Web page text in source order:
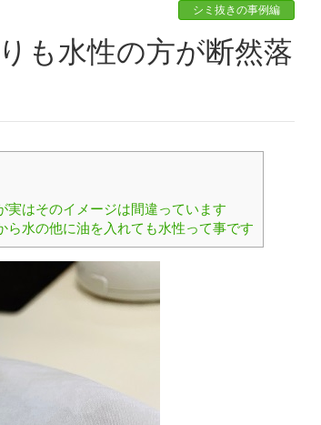
シミ抜きの事例編
はそのイメージは間違っています
水の他に油を入れても水性って事です